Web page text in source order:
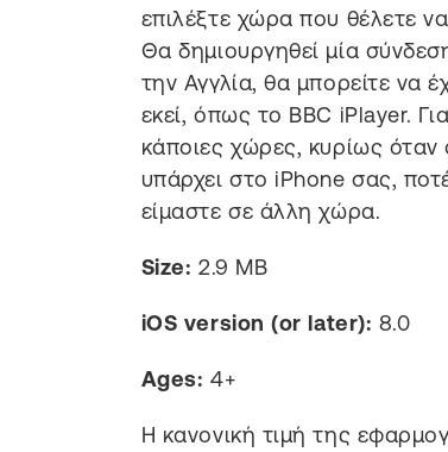
επιλέξτε χώρα που θέλετε
Θα δημιουργηθεί μία
την Αγγλία, θα μπορείτε να
εκεί, όπως το BBC iPlayer.
κάποιες χώρες, κυρίως όταν
υπάρχει στο iPhone σας,
είμαστε σε άλλη χώρα.
Size: 2.9 MB
iOS version (or later): 8.0
Ages: 4+
Η κανονική τιμή της